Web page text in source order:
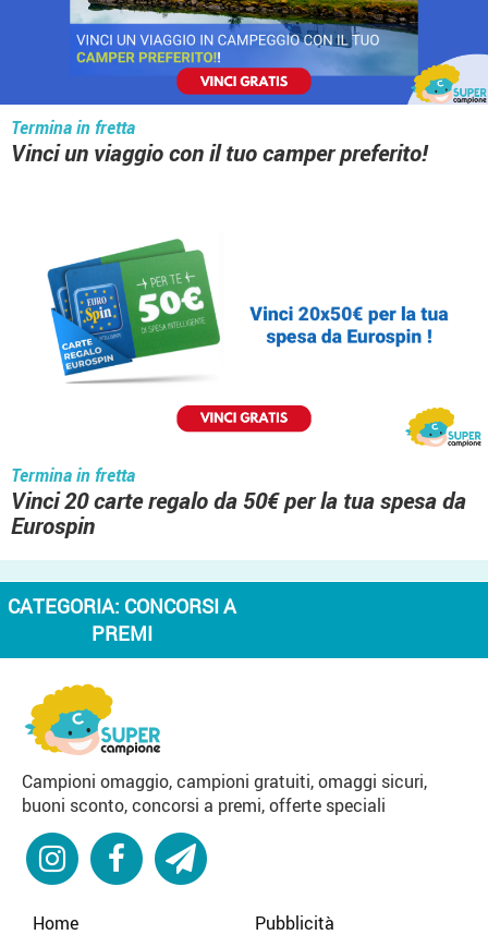
Termina in fretta
Vinci un viaggio con il tuo camper preferito!
Termina in fretta
Vinci 20 carte regalo da 50€ per la tua spesa da
Eurospin
CATEGORIA: CONCORSI A
PREMI
Campioni omaggio, campioni gratuiti, omaggi sicuri,
buoni sconto, concorsi a premi, offerte speciali
Home
Pubblicità